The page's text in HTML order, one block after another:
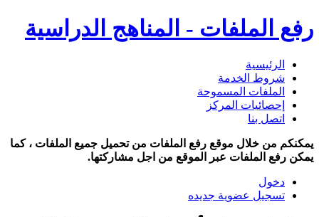
رفع الملفات - المناهج الدراسية
الرئيسية
شروط الخدمة
الملفات المسموحة
إحصائيات المركز
اتصل بنا
يمكنكم من خلال موقع رفع الملفات من تحميل جميع الملفات ، كما
يمكن رفع الملفات عبر الموقع من اجل مشاركتها.
دخول
تسجيل عضوية جديده